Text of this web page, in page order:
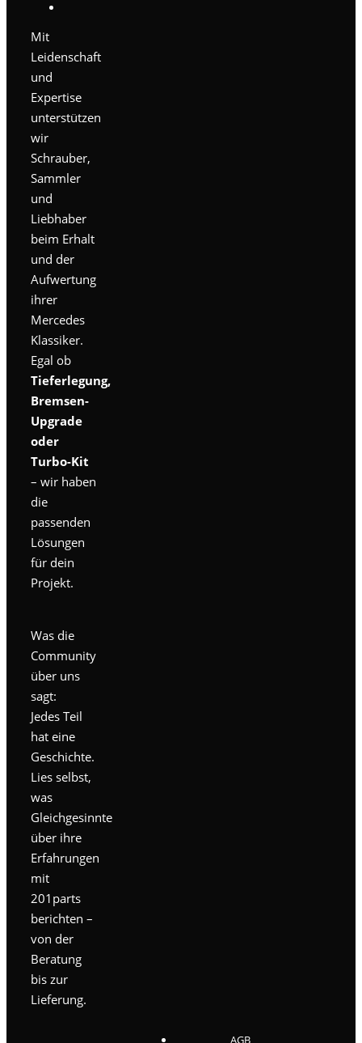
Mit
Leidenschaft
und
Expertise
unterstützen
wir
Schrauber,
Sammler
und
Liebhaber
beim Erhalt
und der
Aufwertung
ihrer
Mercedes
Klassiker.
Egal ob
Tieferlegung,
Bremsen-
Upgrade
oder
Turbo-Kit
– wir haben
die
passenden
Lösungen
für dein
Projekt.
Was die
Community
über uns
sagt:
Jedes Teil
hat eine
Geschichte.
Lies selbst,
was
Gleichgesinnte
über ihre
Erfahrungen
mit
201parts
berichten –
von der
Beratung
bis zur
Lieferung.